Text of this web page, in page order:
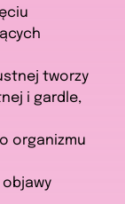
tworzy
i gardle,
organizmu
objawy